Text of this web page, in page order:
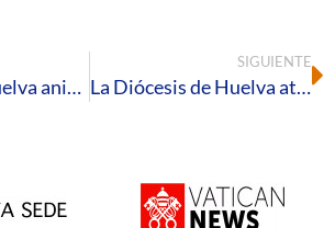
El Obispo de Huelva anima a la diócesis a que “la distancia social no implique una distancia del corazón”
SIGUIENTE
La Diócesis de Huelva atendió en 2019 a 25.382 personas a través de sus 126 centros de actividad caritativa y asistencial